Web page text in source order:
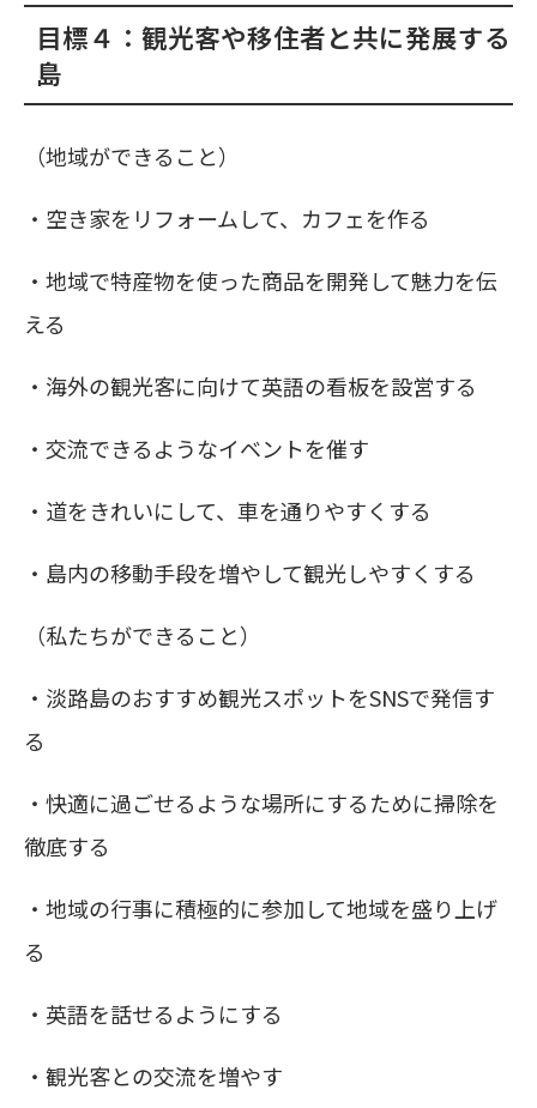
目標４：観光客や移住者と共に発展する
島
（地域ができること）
・空き家をリフォームして、カフェを作る
・地域で特産物を使った商品を開発して魅力を伝
える
・海外の観光客に向けて英語の看板を設営する
・交流できるようなイベントを催す
・道をきれいにして、車を通りやすくする
・島内の移動手段を増やして観光しやすくする
（私たちができること）
・淡路島のおすすめ観光スポットをSNSで発信す
る
・快適に過ごせるような場所にするために掃除を
徹底する
・地域の行事に積極的に参加して地域を盛り上げ
る
・英語を話せるようにする
・観光客との交流を増やす